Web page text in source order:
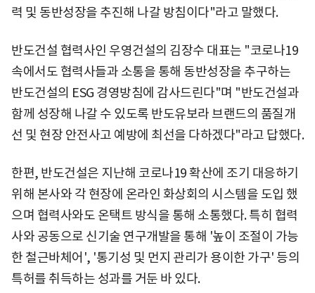
력 및 동반성장을 추진해 나갈 방침이다"라고 말했다.
반도건설 협력사인 우영건설의 김장수 대표는 "코로나19
속에서도 협력사들과 소통을 통해 동반성장을 추구하는
반도건설의 ESG 경영방침에 감사드린다"며 "반도건설과
함께 성장해 나갈 수 있도록 반도유보라 브랜드의 품질개
선 및 현장 안전사고 예방에 최선을 다하겠다"라고 답했다.
한편, 반도건설은 지난해 코로나19 확산에 조기 대응하기
위해 본사와 각 현장에 온라인 화상회의 시스템을 도입 했
으며 협력사와도 온택트 방식을 통해 소통했다. 특히 협력
사와 공동으로 신기술 연구개발을 통해 '높이 조절이 가능
한 철근바체어', '통기성 및 먼지 관리가 용이한 가구' 등의
특허를 취득하는 성과를 거둔 바 있다.